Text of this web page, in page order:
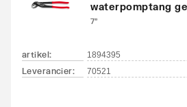
waterpomptang
7"
artikel: 1894395
Leverancier: 70521